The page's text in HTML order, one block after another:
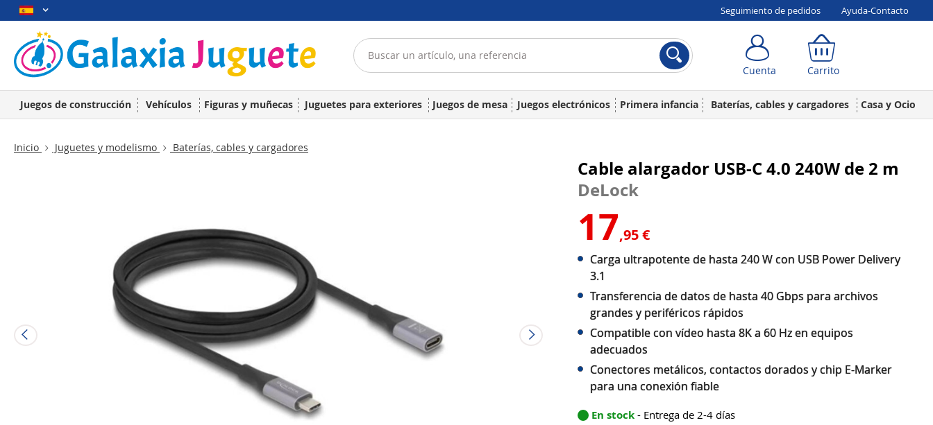
Seguimiento de pedidos Ayuda-Contacto
Cuenta Carrito
Juegos de construcción Vehículos Figuras y muñecas Juguetes para exteriores Juegos de mesa Juegos electrónicos Primera infancia Baterías, cables y cargadores Casa y Ocio
Inicio Juguetes y modelismo Baterías, cables y cargadores
Cable alargador USB-C 4.0 240W de 2 m
DeLock
17,95 €
Carga ultrapotente de hasta 240 W con USB Power Delivery
3.1
Transferencia de datos de hasta 40 Gbps para archivos
grandes y periféricos rápidos
Compatible con vídeo hasta 8K a 60 Hz en equipos
adecuados
Conectores metálicos, contactos dorados y chip E-Marker
para una conexión fiable
En stock - Entrega de 2-4 días
Cuenta Carrito